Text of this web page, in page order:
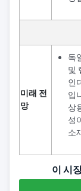
미래 전
망
독
및
인
입
상
성
소
이 시